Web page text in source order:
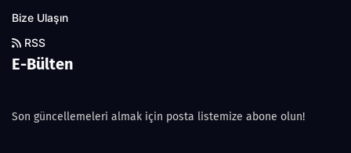
Bize Ulaşın
RSS
E-Bülten
Son güncellemeleri almak için posta listemize abone olun!